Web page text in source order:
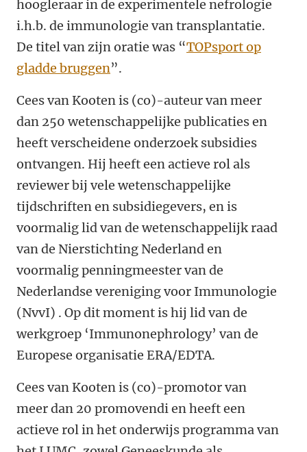
hoogleraar in de experimentele nefrologie
i.h.b. de immunologie van transplantatie.
De titel van zijn oratie was “TOPsport op
gladde bruggen”.
Cees van Kooten is (co)-auteur van meer
dan 250 wetenschappelijke publicaties en
heeft verscheidene onderzoek subsidies
ontvangen. Hij heeft een actieve rol als
reviewer bij vele wetenschappelijke
tijdschriften en subsidiegevers, en is
voormalig lid van de wetenschappelijk raad
van de Nierstichting Nederland en
voormalig penningmeester van de
Nederlandse vereniging voor Immunologie
(NvvI) . Op dit moment is hij lid van de
werkgroep ‘Immunonephrology’ van de
Europese organisatie ERA/EDTA.
Cees van Kooten is (co)-promotor van
meer dan 20 promovendi en heeft een
actieve rol in het onderwijs programma van